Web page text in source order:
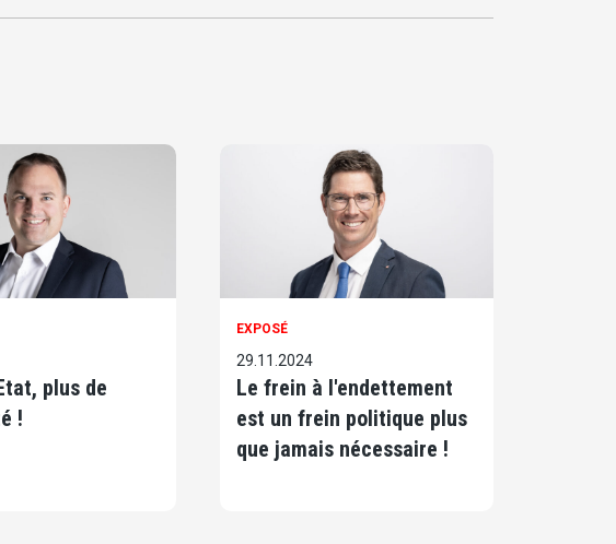
plus de
!
EXPOSÉ
29.11.2024
Le frein à l'endettement
est un frein politique plus
que jamais nécessaire !